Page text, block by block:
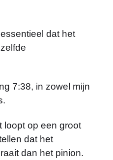
dat het
7:38, in zowel mijn
loopt op een groot
dat het
dan het pinion.